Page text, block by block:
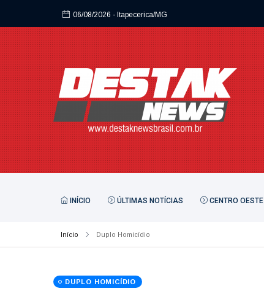
06/08/2026 - Itapecerica/MG
INÍCIO ÚLTIMAS NOTÍCIAS CENTRO OESTE
Início Duplo Homicídio
DUPLO HOMICÍDIO